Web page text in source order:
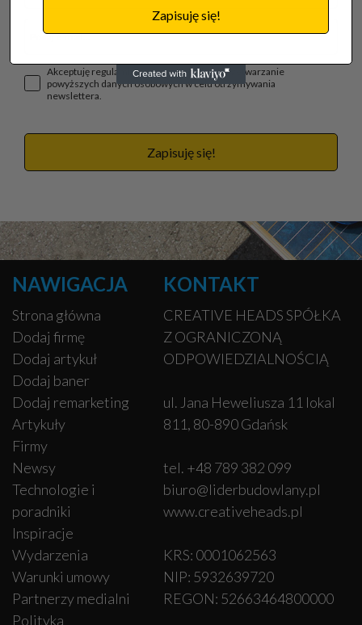
Akceptuję regulamin i wyrażam zgodę na przetwarzanie
powyższych danych osobowych w celu otrzymywania
newslettera.
Zapisuję się!
NAWIGACJA
Strona główna
Dodaj firmę
Dodaj artykuł
Dodaj baner
Dodaj remarketing
Artykuły
Firmy
Newsy
Technologie i
poradniki
Inspiracje
Wydarzenia
Warunki umowy
Partnerzy medialni
Polityka
KONTAKT
CREATIVE HEADS SPÓŁKA
Z OGRANICZONĄ
ODPOWIEDZIALNOŚCIĄ
ul. Jana Heweliusza 11 lokal
811, 80-890 Gdańsk
tel. +48 789 382 099
biuro@liderbudowlany.pl
www.creativeheads.pl
KRS: 0001062563
NIP: 5932639720
REGON: 52663464800000
Zapisuję się!